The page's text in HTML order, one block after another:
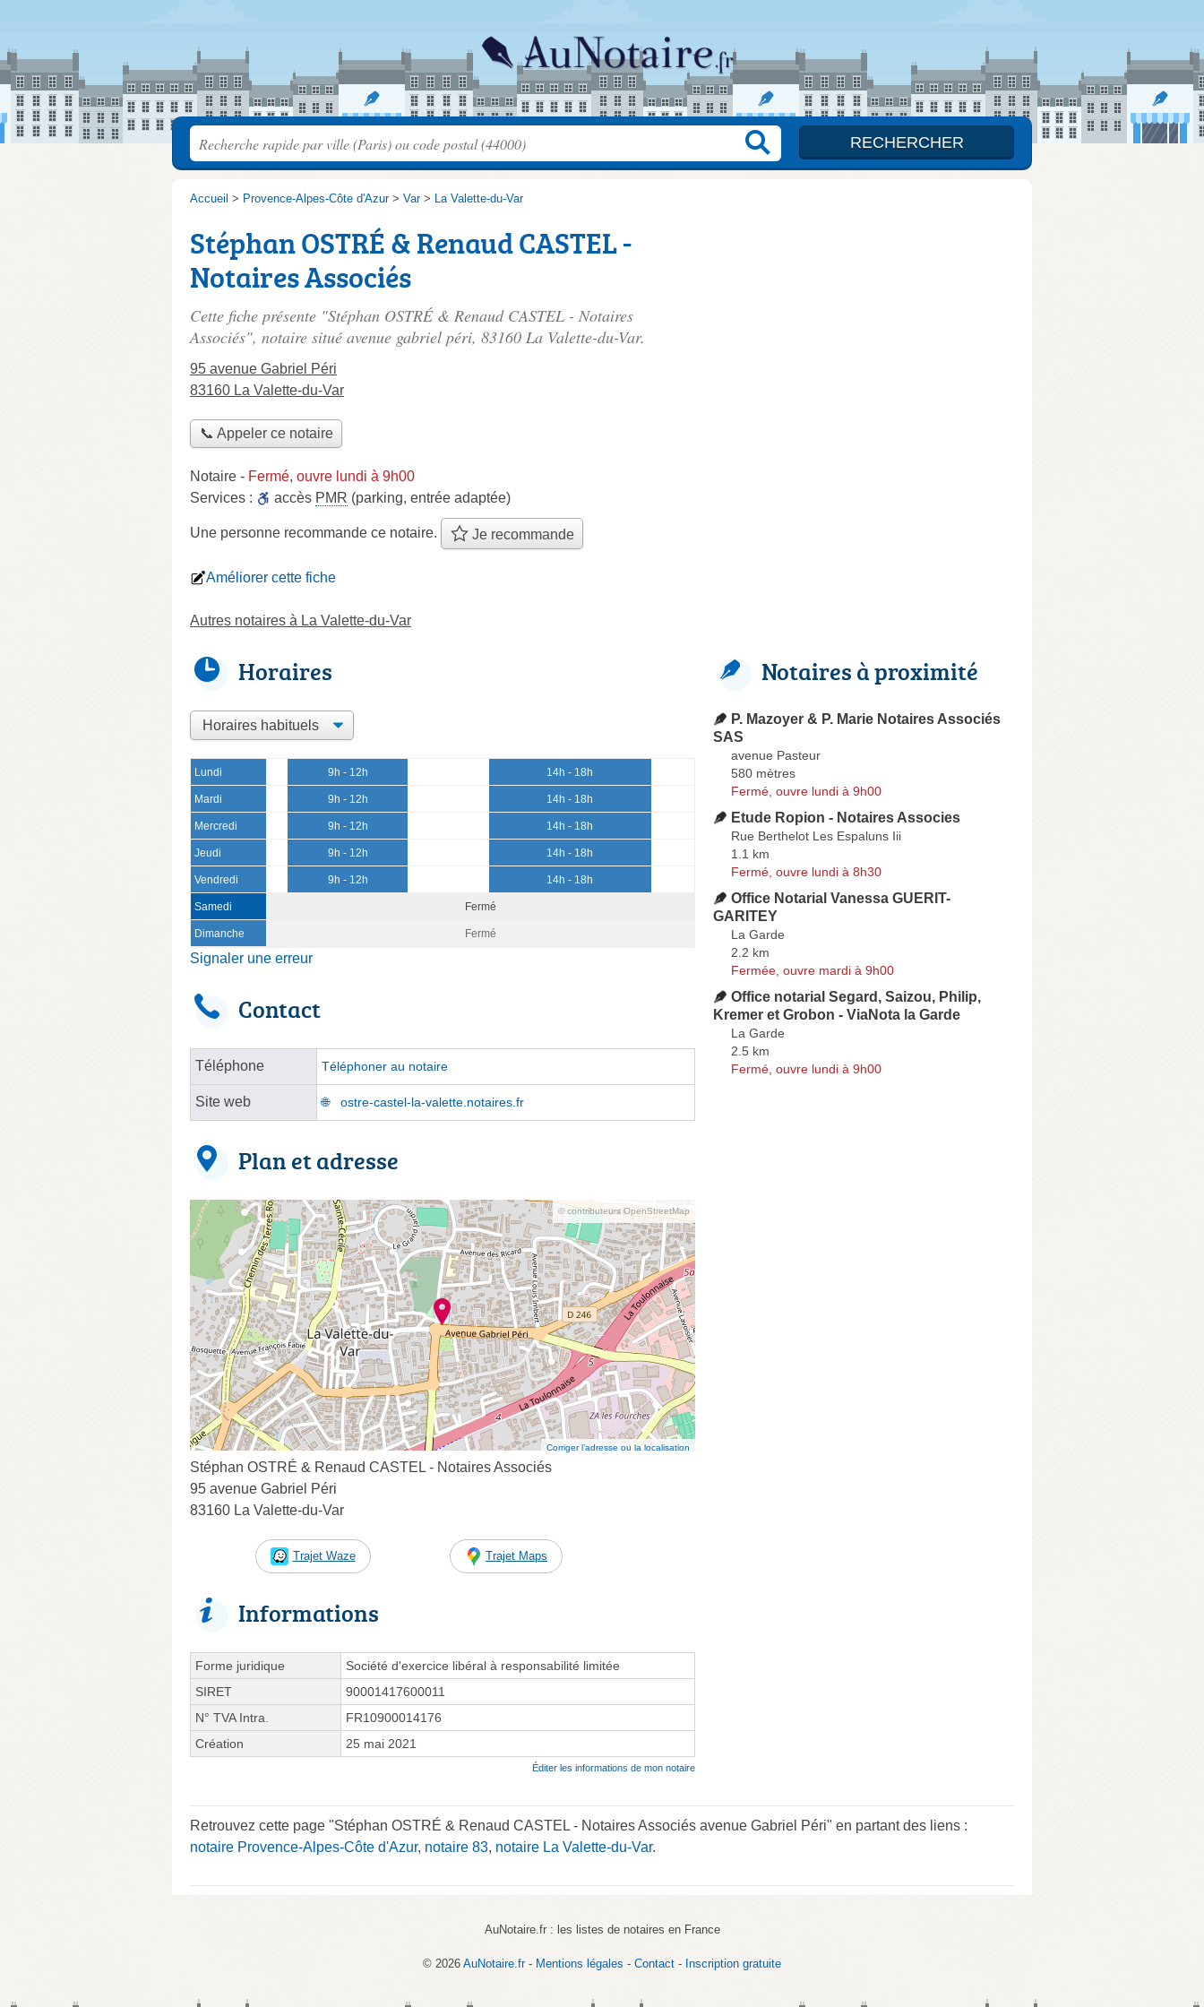
Accueil > Provence-Alpes-Côte d'Azur> Var> La Valette-du-Var
Stéphan OSTRÉ & Renaud CASTEL -
Notaires Associés
Cette fiche présente "Stéphan OSTRÉ & Renaud CASTEL - Notaires
Associés", notaire situé avenue gabriel péri, 83160 La Valette-du-Var.
95 avenue Gabriel Péri
83160 La Valette-du-Var
📞 Appeler ce notaire
Notaire - Fermé, ouvre lundi à 9h00
Services :
accès PMR (parking, entrée adaptée)
Une personne recommande ce notaire. Je recommande
Améliorer cette fiche
Autres notaires à La Valette-du-Var
Horaires
Lundi 9h - 12h 14h - 18h
Mardi 9h - 12h 14h - 18h
Mercredi 9h - 12h 14h - 18h
Jeudi 9h - 12h 14h - 18h
Vendredi 9h - 12h 14h - 18h
Samedi Fermé
Dimanche Fermé
Signaler une erreur
Contact
Téléphone Téléphoner au notaire
Site web ostre-castel-la-valette.notaires.fr
Plan et adresse
© contributeurs OpenStreetMap
Corriger l’adresse ou la localisation
Stéphan OSTRÉ & Renaud CASTEL - Notaires Associés
95 avenue Gabriel Péri
83160 La Valette-du-Var
Trajet Waze Trajet Maps
Informations
Forme juridique
Société d'exercice libéral à responsabilité limitée
SIRET
90001417600011
N° TVA Intra.
FR10900014176
Création
25 mai 2021
Éditer les informations de mon notaire
Notaires à proximité
P. Mazoyer & P. Marie Notaires Associés
SAS
avenue Pasteur
580 mètres
Fermé, ouvre lundi à 9h00
Etude Ropion - Notaires Associes
Rue Berthelot Les Espaluns Iii
1.1 km
Fermé, ouvre lundi à 8h30
Office Notarial Vanessa GUERIT-
GARITEY
La Garde
2.2 km
Fermée, ouvre mardi à 9h00
Office notarial Segard, Saizou, Philip,
Kremer et Grobon - ViaNota la Garde
La Garde
2.5 km
Fermé, ouvre lundi à 9h00
Retrouvez cette page "Stéphan OSTRÉ & Renaud CASTEL - Notaires Associés avenue Gabriel Péri" en partant des liens :
notaire Provence-Alpes-Côte d'Azur, notaire 83, notaire La Valette-du-Var.
AuNotaire.fr : les listes de notaires en France
© 2026 AuNotaire.fr - Mentions légales - Contact - Inscription gratuite